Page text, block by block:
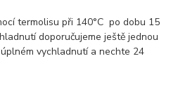
termolisu při 140°C po dobu 15
doporučujeme ještě jednou
vychladnutí a nechte 24